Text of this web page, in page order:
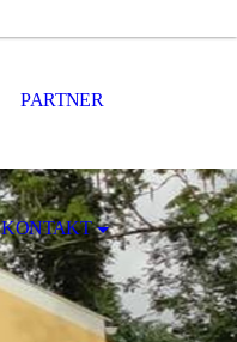
PARTNER
KONTAKT